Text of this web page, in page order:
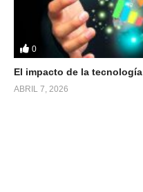
0
El impacto de la
ABRIL 7, 2026